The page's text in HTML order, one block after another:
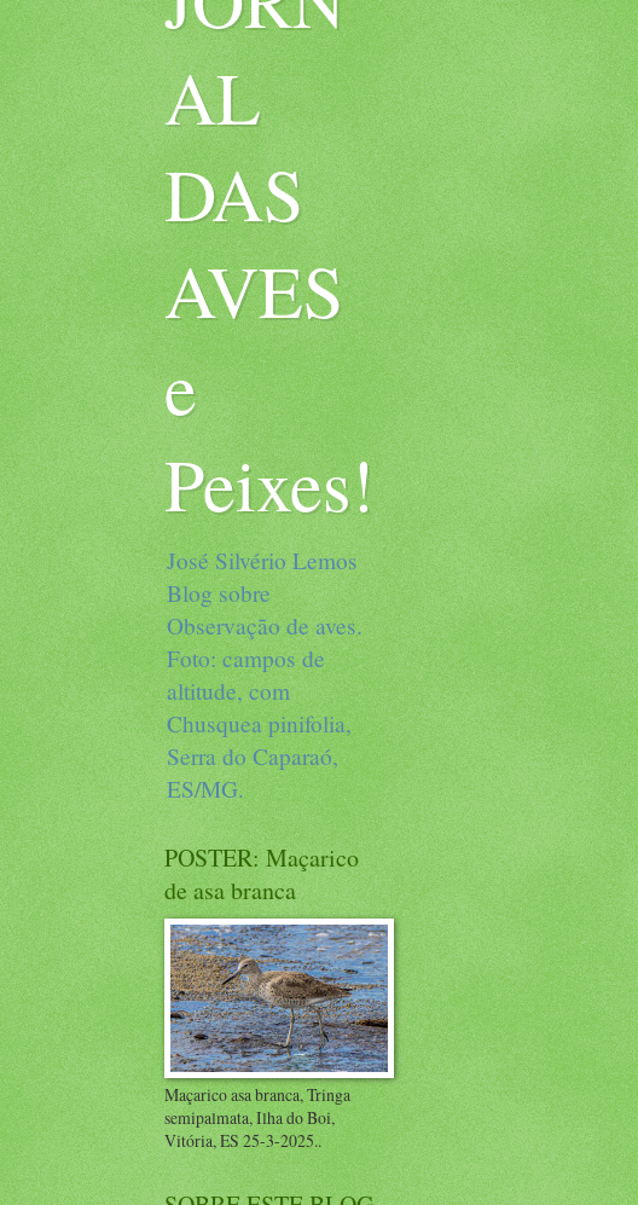
AL
DAS
AVES
e
Peixes!
José Silvério Lemos
Blog sobre
Observação de aves.
Foto: campos de
altitude, com
Chusquea pinifolia,
Serra do Caparaó,
ES/MG.
POSTER: Maçarico
de asa branca
Maçarico asa branca, Tringa
semipalmata, Ilha do Boi,
Vitória, ES 25-3-2025..